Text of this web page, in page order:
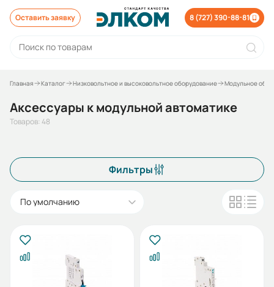
Оставить заявку 8 (727) 390-88-81
Главная Каталог Низковольтное и высоковольтное оборудование Модульное
Аксессуары к модульной автоматике
Товаров: 48
Фильтры
По умолчанию